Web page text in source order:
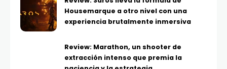
Housemarque a otro nivel con una
experiencia brutalmente inmersiva
Review: Marathon, un shooter de
extracción intenso que premia la